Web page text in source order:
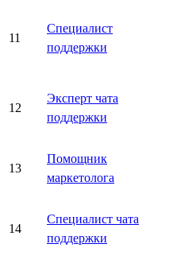
11
Специалист
поддержки
12
Эксперт чата
поддержки
13
Помощник
маркетолога
14
Специалист чата
поддержки